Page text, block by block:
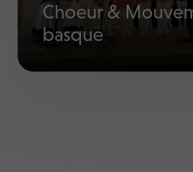
Choeur &
basque